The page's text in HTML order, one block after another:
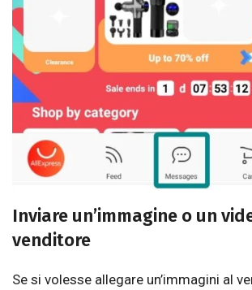
Inviare un’immagine o un
venditore
Se si volesse allegare un’immagini al